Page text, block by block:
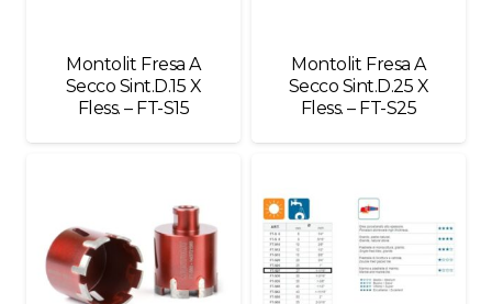
Montolit Fresa A
Secco Sint.D.15 X
Fless. – FT-S15
Montolit Fresa A
Secco Sint.D.25 X
Fless. – FT-S25